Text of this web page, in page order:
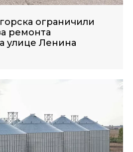
ограничили
ремонта
улице Ленина